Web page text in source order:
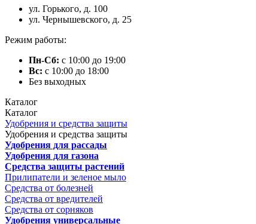
ул. Горького, д. 100
ул. Чернышевского, д. 25
Режим работы:
Пн-Сб: с 10:00 до 19:00
Вс: с 10:00 до 18:00
Без выходных
Каталог
Каталог
Удобрения и средства защиты
Удобрения и средства защиты
Удобрения для рассады
Удобрения для газона
Средства защиты растений
Прилипатели и зеленое мыло
Средства от болезней
Средства от вредителей
Средства от сорняков
Удобрения универсальные